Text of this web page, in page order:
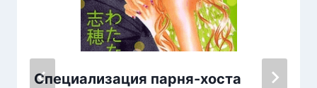
Специализация парня-хоста